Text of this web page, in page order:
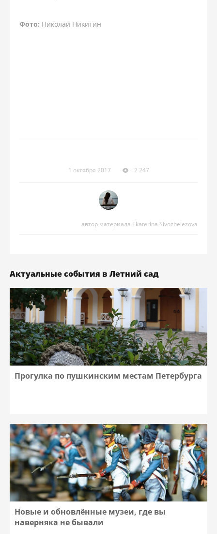
Фото: Николай Никитин
1 октября 2017 2 247
автор материала Ekaterina Sivozhelezova
Актуальные события в Летний сад
Прогулка по пушкинским местам Петербурга
Новые и обновлённые музеи, где вы
наверняка не бывали